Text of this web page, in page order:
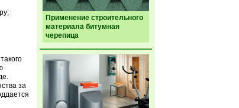
Применение строительного
материала битумная
черепица
за